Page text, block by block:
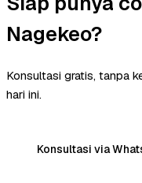
Nagekeo?
Konsultasi gratis, tanpa
hari ini.
Konsultasi via